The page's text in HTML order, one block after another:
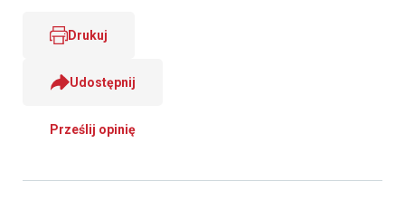
Drukuj
Udostępnij
Prześlij opinię